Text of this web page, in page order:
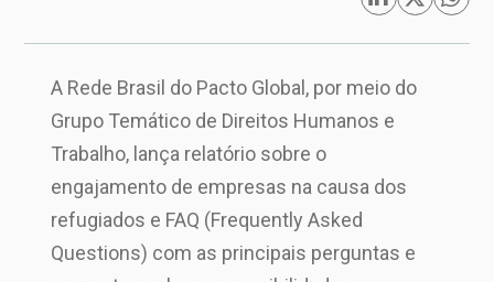
A Rede Brasil do Pacto Global, por meio do
Grupo Temático de Direitos Humanos e
Trabalho, lança relatório sobre o
engajamento de empresas na causa dos
refugiados e FAQ (Frequently Asked
Questions) com as principais perguntas e